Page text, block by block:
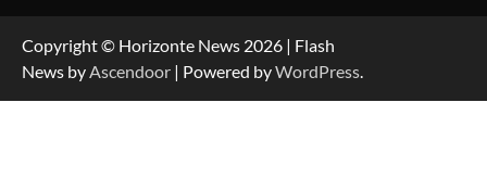
Copyright © Horizonte News 2026 | Flash
News byAscendoor | Powered byWordPress.